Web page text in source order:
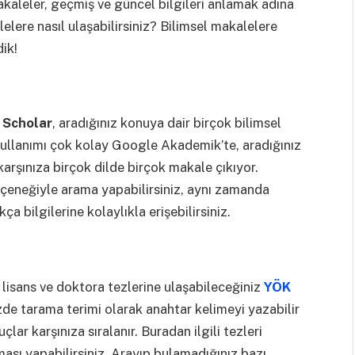
geçmiş ve güncel bilgileri anlamak adına
nasıl ulaşabilirsiniz? Bilimsel makalelere
, aradığınız konuya dair birçok bilimsel
çok kolay Google Akademik’te, aradığınız
birçok dilde birçok makale çıkıyor.
arama yapabilirsiniz, aynı zamanda
bilgilerine kolaylıkla erişebilirsiniz.
lisans ve doktora tezlerine ulaşabileceğiniz YÖK
tarama terimi olarak anahtar kelimeyi yazabilir
karşınıza sıralanır. Buradan ilgili tezleri